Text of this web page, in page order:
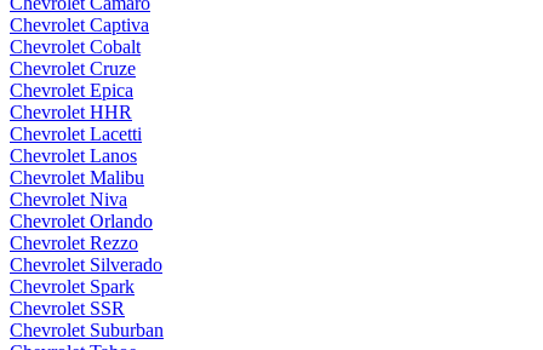
Chevrolet Captiva
Chevrolet Cobalt
Chevrolet Cruze
Chevrolet Epica
Chevrolet HHR
Chevrolet Lacetti
Chevrolet Lanos
Chevrolet Malibu
Chevrolet Niva
Chevrolet Orlando
Chevrolet Rezzo
Chevrolet Silverado
Chevrolet Spark
Chevrolet SSR
Chevrolet Suburban